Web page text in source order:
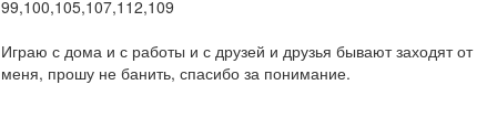
99,100,105,107,112,109
Играю с дома и с работы и с друзей и друзья бывают заходят от
меня, прошу не банить, спасибо за понимание.